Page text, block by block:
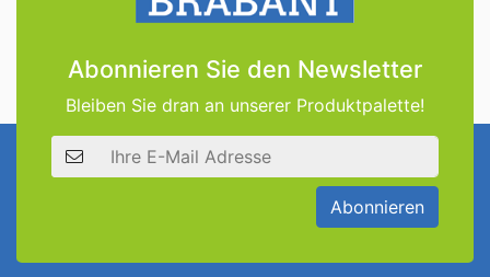
Abonnieren Sie den Newsletter
Bleiben Sie dran an unserer Produktpalette!
E-Mail Adresse
Abonnieren